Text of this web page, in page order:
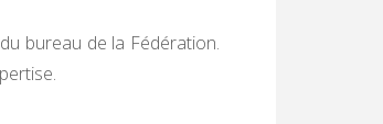
bureau de la Fédération.